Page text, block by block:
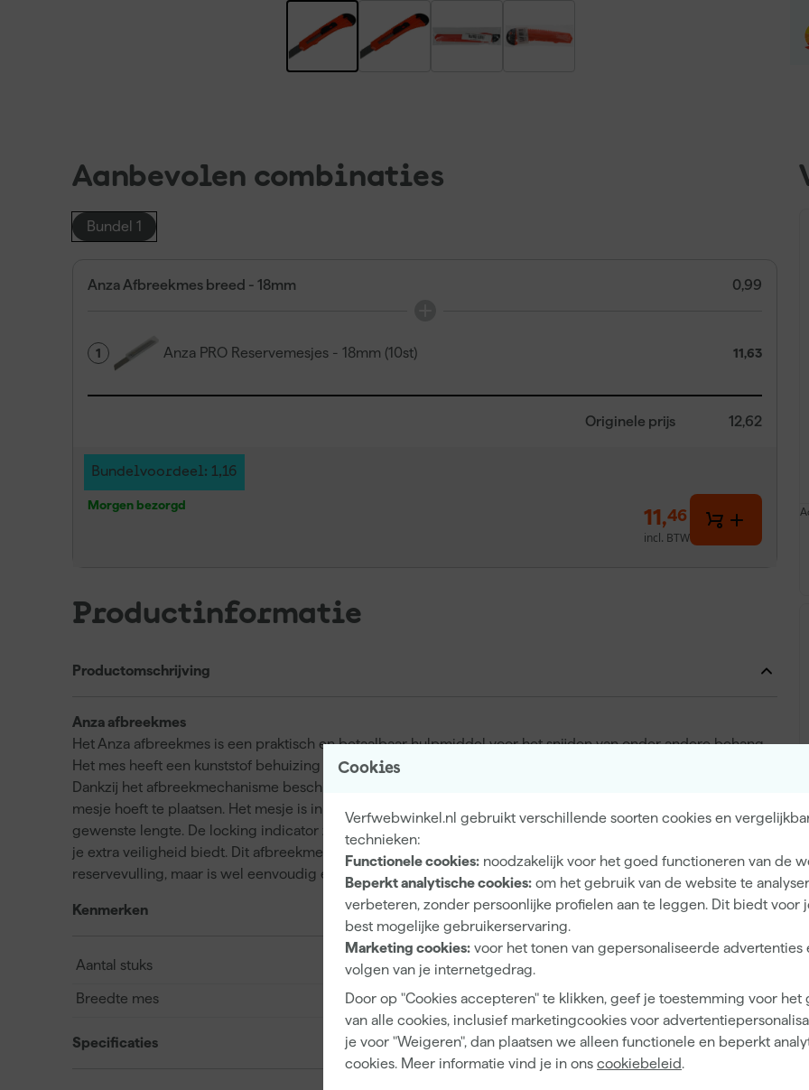
Cookies
Verfwebwinkel.nl gebruikt verschillende soorten cookies en
technieken:
Functionele cookies: noodzakelijk voor het goed functioneren van de
Beperkt analytische cookies: om het gebruik van de website te
verbeteren, zonder persoonlijke profielen aan te leggen. Dit biedt voor
best mogelijke gebruikerservaring.
Marketing cookies: voor het tonen van gepersonaliseerde advertenties
volgen van je internetgedrag.
Door op "Cookies accepteren" te klikken, geef je toestemming voor het
van alle cookies, inclusief marketingcookies voor
je voor "Weigeren", dan plaatsen we alleen functionele en beperkt
cookies. Meer informatie vind je in ons cookiebeleid.
Aanbevolen combinaties
Bundel 1
Anza Afbreekmes breed - 18mm 0,99
1 Anza PRO Reservemesjes - 18mm (10st) 11,63
Originele prijs 12,62
Bundelvoordeel: 1,16
Morgen bezorgd
11,46
incl. BTW
Productinformatie
Productomschrijving
Anza afbreekmes
Het Anza afbreekmes is een praktisch en betaalbaar hulpmiddel voor het snijden van onder andere behang.
Het mes heeft een kunststof behuizing met een stevig stalen mes, waardoor je nauwkeurig kunt werken.
Dankzij het afbreekmechanisme beschik je steeds over een scherp snijvlak, zonder dat je direct een nieuw
mesje hoeft te plaatsen. Het mesje is in meerdere posities te gebruiken, zodat je het kunt instellen naar de
gewenste lengte. De locking indicator zorgt ervoor dat het mes tijdens gebruik stevig op zijn plaats blijft, wat
je extra veiligheid biedt. Dit afbreekmes is niet opvouwbaar, niet voorzien van softgrip en heeft geen
reservevulling, maar is wel eenvoudig en effectief in gebruik bij lichte snijklussen.
Kenmerken
Aantal stuks
Breedte mes 18 mm
Specificaties